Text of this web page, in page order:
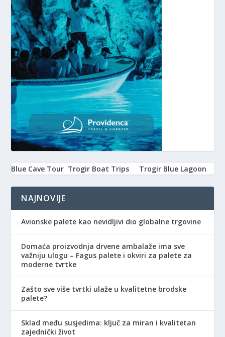
Blue Cave Tour Trogir Boat Trips Trogir Blue Lagoon
NAJNOVIJE
Avionske palete kao nevidljivi dio globalne trgovine
Domaća proizvodnja drvene ambalaže ima sve
važniju ulogu – Fagus palete i okviri za palete za
moderne tvrtke
Zašto sve više tvrtki ulaže u kvalitetne brodske
palete?
Sklad među susjedima: ključ za miran i kvalitetan
zajednički život